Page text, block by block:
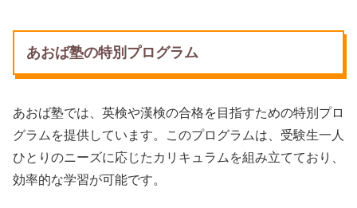
あおば塾の特別プログラム
あおば塾では、英検や漢検の合格を目指すための特別プロ
グラムを提供しています。このプログラムは、受験生一人
ひとりのニーズに応じたカリキュラムを組み立てており、
効率的な学習が可能です。